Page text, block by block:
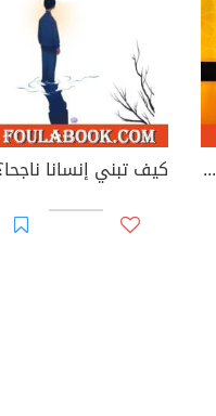
أسرار الحكمة في فقه العقل والقلب